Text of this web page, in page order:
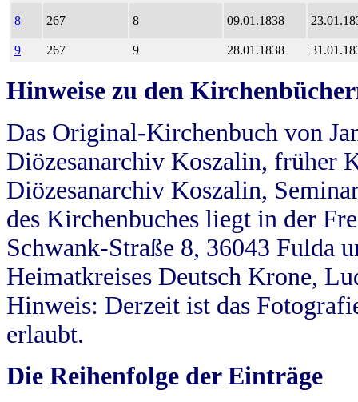
8 267 8 09.01.1838
9 267 9 28.01.1838
Hinweise zu den
Das Original-Kirchenbuch von
Diözesanarchiv Koszalin, früher
Diözesanarchiv Koszalin,
des Kirchenbuches liegt in der
Schwank-Straße 8, 36043 Fulda
Heimatkreises Deutsch Krone,
Hinweis: Derzeit ist das
erlaubt.
Die Reihenfolge der Einträge